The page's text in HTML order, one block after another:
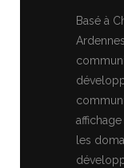
Basé à
les